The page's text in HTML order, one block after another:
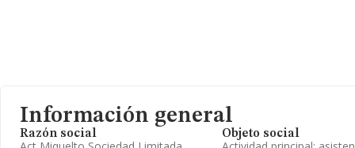
Información general
Razón social Objeto social